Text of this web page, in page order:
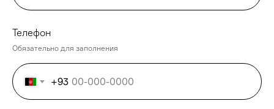
Телефон
Обязательно для заполнения
+93